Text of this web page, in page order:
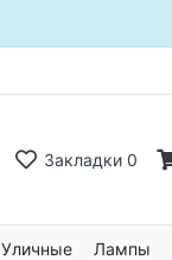
Закладки 0
Уличные Лампы